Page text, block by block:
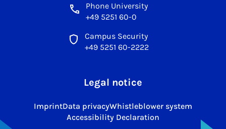
Phone University
+49 5251 60-0
Campus Security
+49 5251 60-2222
Legal notice
ImprintData privacyWhistleblower system
Accessibility Declaration